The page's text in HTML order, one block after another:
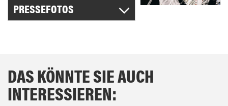
PRESSEFOTOS
DAS KÖNNTE SIE AUCH
INTERESSIEREN: